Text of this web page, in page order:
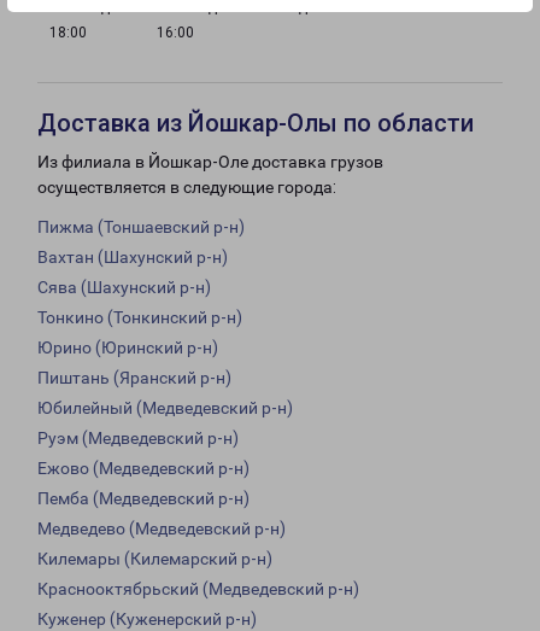
18:00
16:00
Доставка из Йошкар-Олы по области
Из филиала в Йошкар-Оле доставка грузов
осуществляется в следующие города:
Пижма (Тоншаевский р-н)
Вахтан (Шахунский р-н)
Сява (Шахунский р-н)
Тонкино (Тонкинский р-н)
Юрино (Юринский р-н)
Пиштань (Яранский р-н)
Юбилейный (Медведевский р-н)
Руэм (Медведевский р-н)
Ежово (Медведевский р-н)
Пемба (Медведевский р-н)
Медведево (Медведевский р-н)
Килемары (Килемарский р-н)
Краснооктябрьский (Медведевский р-н)
Куженер (Куженерский р-н)